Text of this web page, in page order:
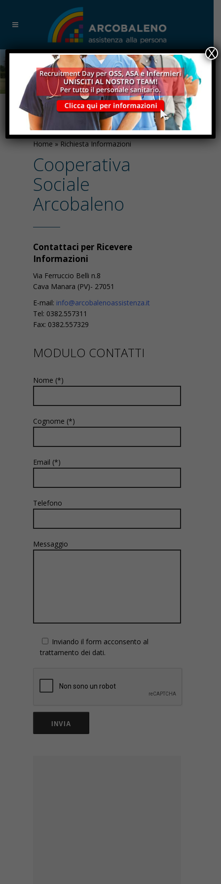
RICHIESTA INFORMAZIONI
Home»Richiesta Informazioni
Cooperativa
Sociale
Arcobaleno
Contattaci per Ricevere
Informazioni
Via Ferruccio Belli n.8
Cava Manara (PV)- 27051
E-mail: info@arcobalenoassistenza.it
Tel: 0382.557311
Fax: 0382.557329
MODULO CONTATTI
Nome (*)
Cognome (*)
Email (*)
Telefono
Messaggio
Inviando il form acconsento al
trattamento dei dati.
X